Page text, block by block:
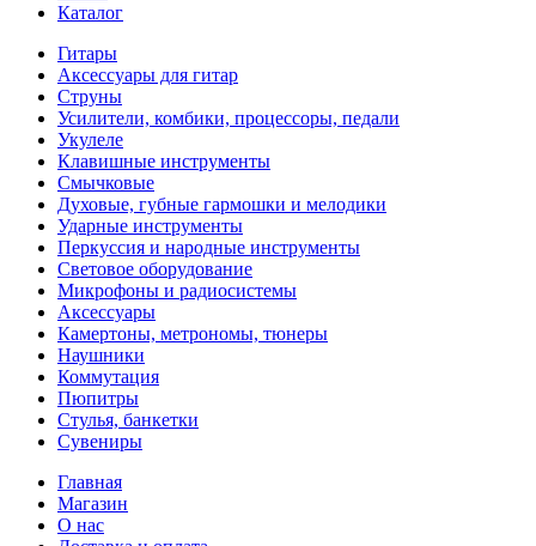
Каталог
Гитары
Аксессуары для гитар
Струны
Усилители, комбики, процессоры, педали
Укулеле
Клавишные инструменты
Смычковые
Духовые, губные гармошки и мелодики
Ударные инструменты
Перкуссия и народные инструменты
Световое оборудование
Микрофоны и радиосистемы
Аксессуары
Камертоны, метрономы, тюнеры
Наушники
Коммутация
Пюпитры
Стулья, банкетки
Сувениры
Главная
Магазин
О нас